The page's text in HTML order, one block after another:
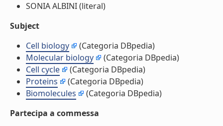
SONIA ALBINI (literal)
Subject
Cell biology
(Categoria DBpedia)
Molecular biology
(Categoria DBpedia)
Cell cycle
(Categoria DBpedia)
Proteins
(Categoria DBpedia)
Biomolecules
(Categoria DBpedia)
Partecipa a commessa